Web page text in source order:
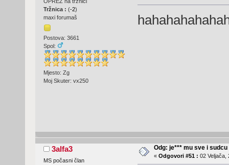
Tržnica : (-2)
maxi forumaš
Postova: 3661
Spol:
Mjesto: Zg
Moj Skuter: vx250
3alfa3
MS počasni član
Odg: je*** mu sve i sudcu
« Odgovori #51 : 02 Veljača,